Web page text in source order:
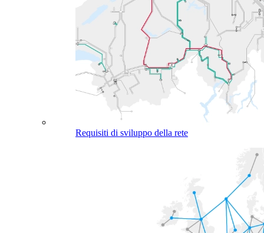
Requisiti di sviluppo della rete